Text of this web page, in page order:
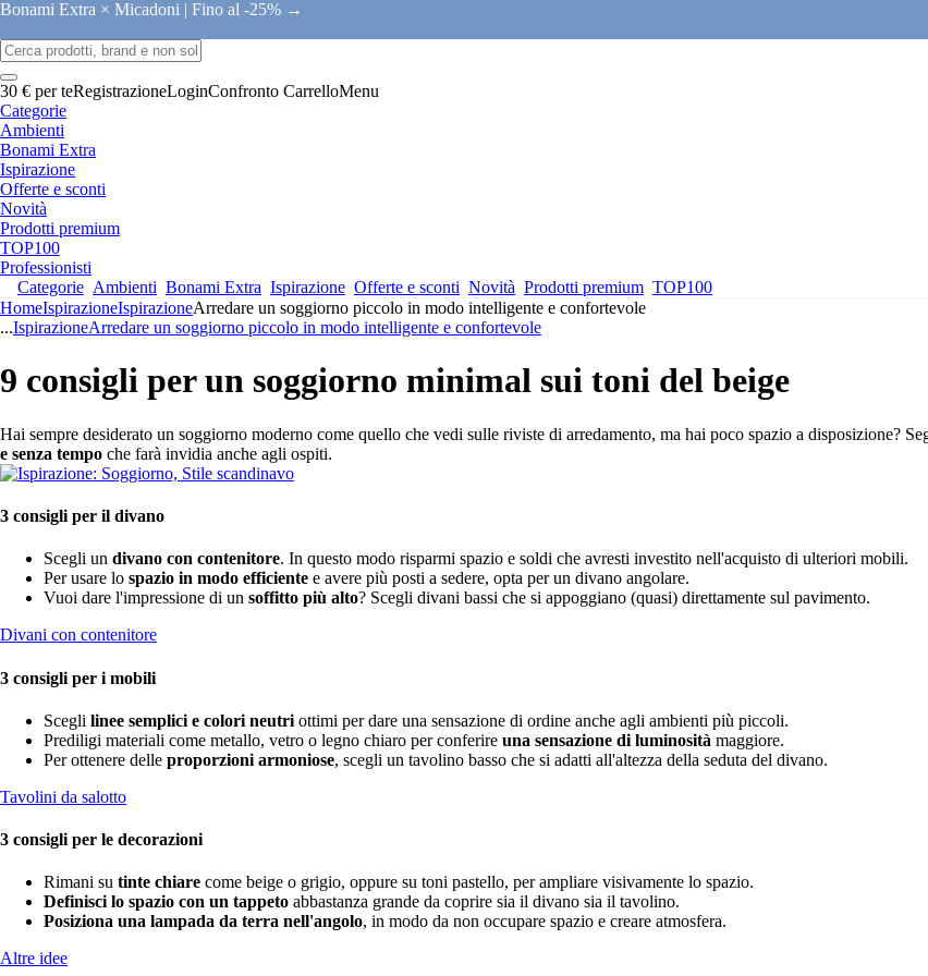
Bonami Extra × Micadoni | Fino al -25% →
30 € per teRegistrazioneLoginConfronto CarrelloMenu
Categorie
Ambienti
Bonami Extra
Ispirazione
Offerte e sconti
Novità
Prodotti premium
TOP100
Professionisti
Categorie Ambienti Bonami Extra Ispirazione Offerte e sconti Novità Prodotti premium TOP100
HomeIspirazioneIspirazioneArredare un soggiorno piccolo in modo intelligente e confortevole
...IspirazioneArredare un soggiorno piccolo in modo intelligente e confortevole
9 consigli per un soggiorno minimal sui toni del beige
Hai sempre desiderato un soggiorno moderno come quello che vedi sulle riviste di arredamento, ma hai poco spazio a disposizione?
e senza tempo che farà invidia anche agli ospiti.
3 consigli per il divano
Scegli un divano con contenitore. In questo modo risparmi spazio e soldi che avresti investito nell'acquisto di ulteriori mobili.
Per usare lo spazio in modo efficiente e avere più posti a sedere, opta per un divano angolare.
Vuoi dare l'impressione di un soffitto più alto? Scegli divani bassi che si appoggiano (quasi) direttamente sul pavimento.
Divani con contenitore
3 consigli per i mobili
Scegli linee semplici e colori neutri ottimi per dare una sensazione di ordine anche agli ambienti più piccoli.
Prediligi materiali come metallo, vetro o legno chiaro per conferire una sensazione di luminosità maggiore.
Per ottenere delle proporzioni armoniose, scegli un tavolino basso che si adatti all'altezza della seduta del divano.
Tavolini da salotto
3 consigli per le decorazioni
Rimani su tinte chiare come beige o grigio, oppure su toni pastello, per ampliare visivamente lo spazio.
Definisci lo spazio con un tappeto abbastanza grande da coprire sia il divano sia il tavolino.
Posiziona una lampada da terra nell'angolo, in modo da non occupare spazio e creare atmosfera.
Altre idee